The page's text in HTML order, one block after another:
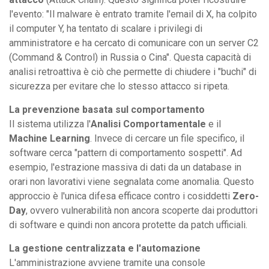
l'evento: "Il malware è entrato tramite l'email di X, ha colpito
il computer Y, ha tentato di scalare i privilegi di
amministratore e ha cercato di comunicare con un server C2
(Command & Control) in Russia o Cina". Questa capacità di
analisi retroattiva è ciò che permette di chiudere i "buchi" di
sicurezza per evitare che lo stesso attacco si ripeta.
La prevenzione basata sul comportamento
Il sistema utilizza l'Analisi Comportamentale e il
Machine Learning. Invece di cercare un file specifico, il
software cerca "pattern di comportamento sospetti". Ad
esempio, l'estrazione massiva di dati da un database in
orari non lavorativi viene segnalata come anomalia. Questo
approccio è l'unica difesa efficace contro i cosiddetti Zero-
Day, ovvero vulnerabilità non ancora scoperte dai produttori
di software e quindi non ancora protette da patch ufficiali.
La gestione centralizzata e l'automazione
L'amministrazione avviene tramite una console